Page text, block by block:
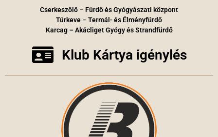
Cserkeszőlő – Fürdő és Gyógyászati központ
Túrkeve – Termál- és Élményfürdő
Karcag – Akácliget Gyógy és Strandfürdő
Klub Kártya igénylés